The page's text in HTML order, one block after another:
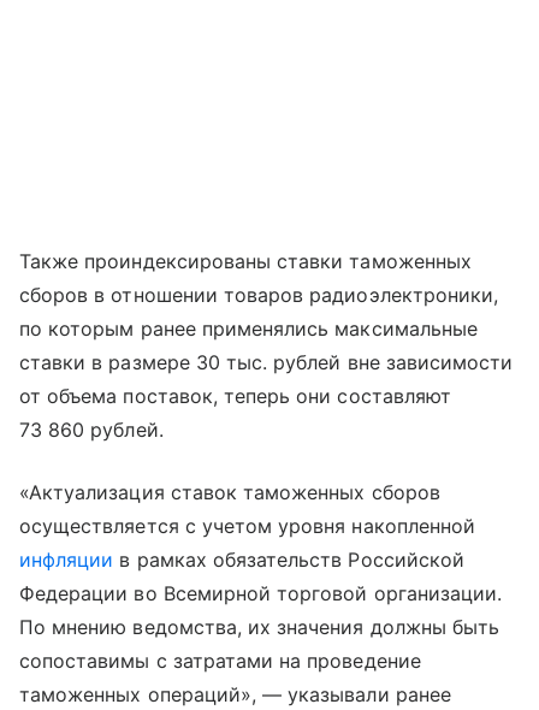
Также проиндексированы ставки таможенных
сборов в отношении товаров радиоэлектроники,
по которым ранее применялись максимальные
ставки в размере 30 тыс. рублей вне зависимости
от объема поставок, теперь они составляют
73 860 рублей.
«Актуализация ставок таможенных сборов
осуществляется с учетом уровня накопленной
инфляции в рамках обязательств Российской
Федерации во Всемирной торговой организации.
По мнению ведомства, их значения должны быть
сопоставимы с затратами на проведение
таможенных операций», — указывали ранее